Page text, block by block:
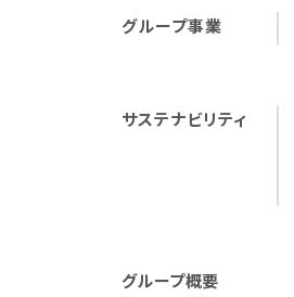
グループ事業
サステナビリティ
グループ概要